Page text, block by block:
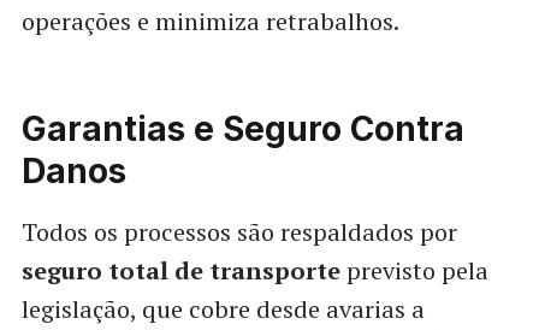
operações e minimiza retrabalhos.
Garantias e Seguro Contra
Danos
Todos os processos são respaldados por
seguro total de transporteprevisto pela
legislação, que cobre desde avarias a